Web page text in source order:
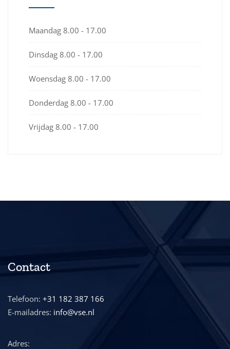
Maandag 8.00 - 17.00
Dinsdag 8.00 - 17.00
Woensdag 8.00 - 17.00
Donderdag 8.00 - 17.00
Vrijdag 8.00 - 17.00
Contact
Telefoon: +31 182 387 166
E-mailadres: info@vse.nl
Adres: